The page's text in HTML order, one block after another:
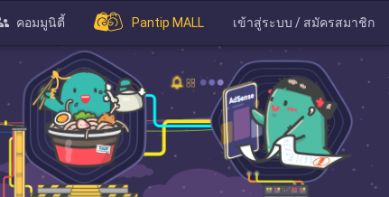
คอมมูนิตี้ Pantip MALL เข้าสู่ระบบ / สมัครสมาชิก